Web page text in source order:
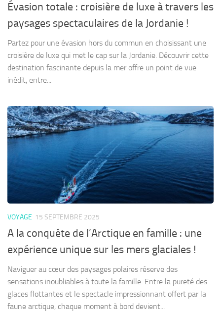
Évasion totale : croisière de luxe à travers les
paysages spectaculaires de la Jordanie !
Partez pour une évasion hors du commun en choisissant une
croisière de luxe qui met le cap sur la Jordanie. Découvrir cette
destination fascinante depuis la mer offre un point de vue
inédit, entre...
VOYAGE 15 SEPTEMBRE 2025
A la conquête de l’Arctique en famille : une
expérience unique sur les mers glaciales !
Naviguer au cœur des paysages polaires réserve des
sensations inoubliables à toute la famille. Entre la pureté des
glaces flottantes et le spectacle impressionnant offert par la
faune arctique, chaque moment à bord devient...